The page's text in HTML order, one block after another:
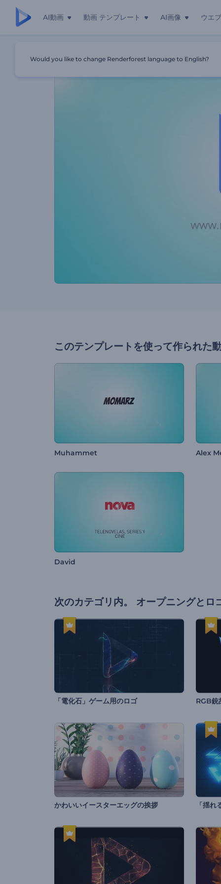
AI動画 動画 テンプレート AI画像 ウエ
このテンプレートを使って作られた
Muhammet Alex
David
次のカテゴリ内。 オープニングとロ
「電化石」ゲーム用のロゴ RGB銃
かわいいイースターエッグの挨拶
Would you like to change Renderforest language to English?